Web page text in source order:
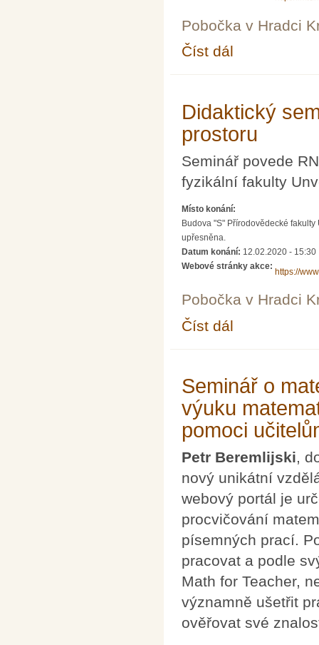
Pobočka v Hradci
Číst dál
Didaktický
prostoru
Seminář povede
fyzikální fakulty
Místo konání:
Budova "S" Přírodovědecké
upřesněna.
Datum konání: 12.02.2020 - 15:30
Webové stránky akce:
https://
Pobočka v Hradci
Číst dál
Seminář o
výuku
pomoci
Petr Beremlijski,
nový unikátní
webový portál je
procvičování
písemných prací.
pracovat a podle
Math for Teacher,
významně ušetřit
ověřovat své